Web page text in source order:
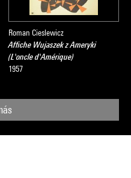
Roman Cieslewicz
Affiche Wujaszek z Ameryki
(L'oncle d'Amérique)
1957